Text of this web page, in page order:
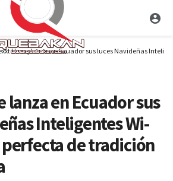
Home lanza en Ecuador sus luces Navideñas
lanza en Ecuador sus
Inteligentes Wi-
de tradición